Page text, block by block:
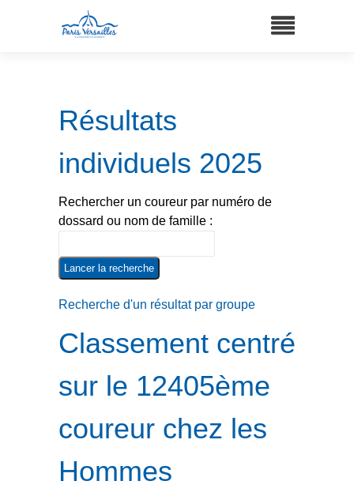
Résultats
individuels 2025
Rechercher un coureur par numéro de
dossard ou nom de famille :
Recherche d'un résultat par groupe
Classement centré
sur le 12405ème
coureur chez les
Hommes